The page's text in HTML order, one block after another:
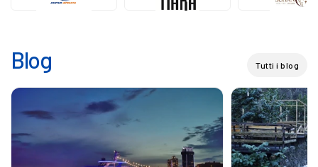
Blog Tutti i blog